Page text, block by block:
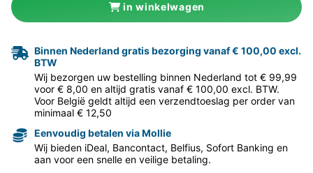
in winkelwagen
Binnen Nederland gratis bezorging vanaf € 100,00 excl.
BTW
Wij bezorgen uw bestelling binnen Nederland tot € 99,99
voor € 8,00 en altijd gratis vanaf € 100,00 excl. BTW.
Voor België geldt altijd een verzendtoeslag per order van
minimaal € 12,50
Eenvoudig betalen via Mollie
Wij bieden iDeal, Bancontact, Belfius, Sofort Banking en
aan voor een snelle en veilige betaling.